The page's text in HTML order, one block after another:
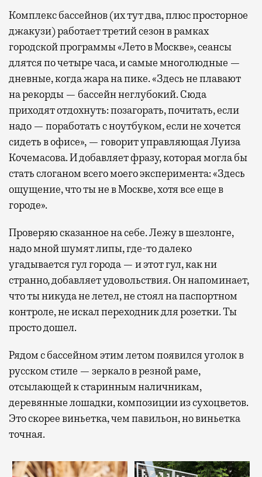
Комплекс бассейнов (их тут два, плюс просторное
джакузи) работает третий сезон в рамках
городской программы «Лето в Москве», сеансы
длятся по четыре часа, и самые многолюдные —
дневные, когда жара на пике. «Здесь не плавают
на рекорды — бассейн неглубокий. Сюда
приходят отдохнуть: позагорать, почитать, если
надо — поработать с ноутбуком, если не хочется
сидеть в офисе», — говорит управляющая Луиза
Кочемасова. И добавляет фразу, которая могла бы
стать слоганом всего моего эксперимента: «Здесь
ощущение, что ты не в Москве, хотя все еще в
городе».
Проверяю сказанное на себе. Лежу в шезлонге,
надо мной шумят липы, где-то далеко
угадывается гул города — и этот гул, как ни
странно, добавляет удовольствия. Он напоминает,
что ты никуда не летел, не стоял на паспортном
контроле, не искал переходник для розетки. Ты
просто дошел.
Рядом с бассейном этим летом появился уголок в
русском стиле — зеркало в резной раме,
отсылающей к старинным наличникам,
деревянные лошадки, композиции из сухоцветов.
Это скорее виньетка, чем павильон, но виньетка
точная.